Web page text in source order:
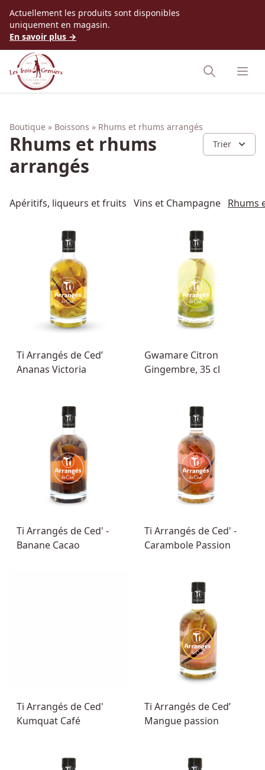
Accès au contenu
Actuellement les produits sont disponibles
uniquement en magasin.
En savoir plus →
Boutique Boissons Rhums et rhums arrangés
Rhums et rhums
arrangés
Trier
Apéritifs, liqueurs et fruits Vins et Champagne Rhums
Ti Arrangés de Ced’
Ananas Victoria
Gwamare Citron
Gingembre, 35 cl
Ti Arrangés de Ced' -
Banane Cacao
Ti Arrangés de Ced' -
Carambole Passion
Ti Arrangés de Ced'
Kumquat Café
Ti Arrangés de Ced’
Mangue passion